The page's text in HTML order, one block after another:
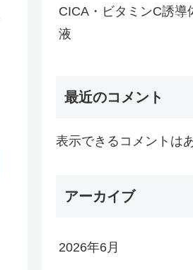
CICA・ビタミンC誘導
液
最近のコメント
表示できるコメントは
アーカイブ
2026年6月